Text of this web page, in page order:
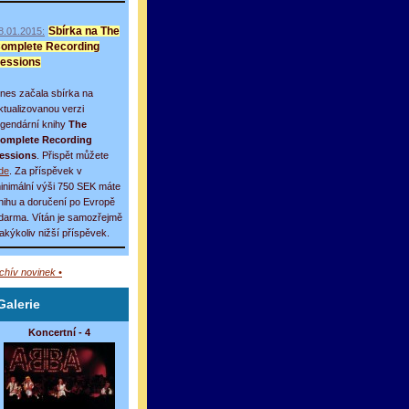
Sbírka na The
Recording
začala sbírka na
verzi
knihy The
Recording
. Přispět můžete
. Za příspěvek v
výši 750 SEK máte
a doručení po Evropě
Vítán je samozřejmě
nižší příspěvek.
novinek •
Koncertní - 4